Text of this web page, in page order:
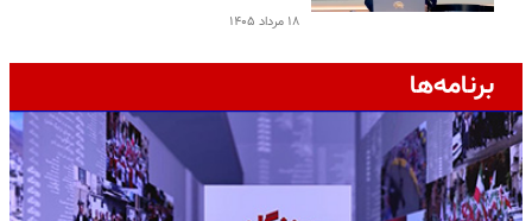
۱۸ مرداد ۱۴۰۵
برنامه‌ها